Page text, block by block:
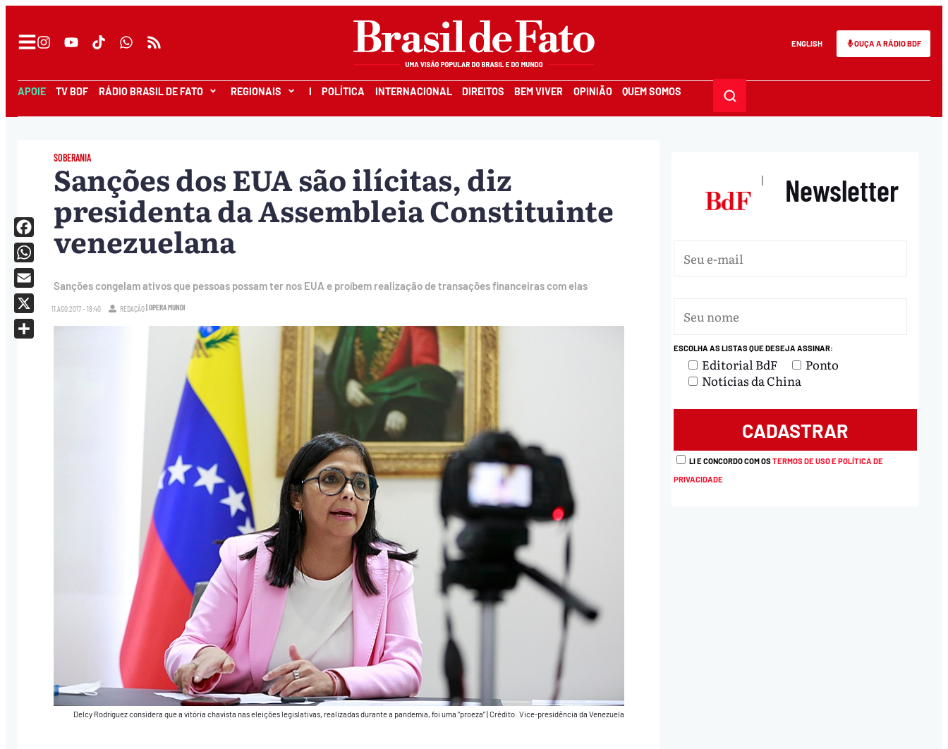
ENGLISH OUÇA A RÁDIO BDF
APOIE TV BDF RÁDIO BRASIL DE FATO REGIONAIS I POLÍTICA INTERNACIONAL DIREITOS BEM VIVER OPINIÃO QUEM SOMOS
SOBERANIA
Sanções dos EUA são ilícitas, diz
presidenta da Assembleia Constituinte
venezuelana
Sanções congelam ativos que pessoas possam ter nos EUA e proíbem realização de transações financeiras com elas
11.AGO.2017 - 18:40 REDAÇÃO| OPERA MUNDI
Delcy Rodríguez considera que a vitória chavista nas eleições legislativas, realizadas durante a pandemia, foi uma “proeza”|Crédito: Vice-presidência da Venezuela
Facebook
WhatsApp
Email
X
| Newsletter
ESCOLHA AS LISTAS QUE DESEJA ASSINAR:
Editorial BdF
Ponto
Notícias da China
LI E CONCORDO COM OSTERMOS DE USO E POLÍTICA DE
PRIVACIDADE